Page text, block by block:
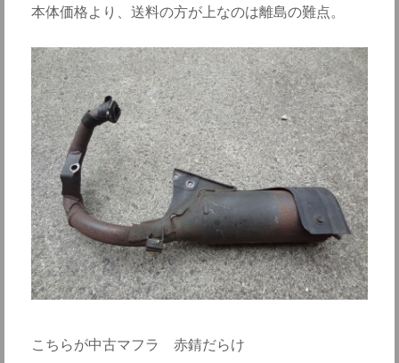
本体価格より、送料の方が上なのは離島の難点。
こちらが中古マフラ 赤錆だらけ